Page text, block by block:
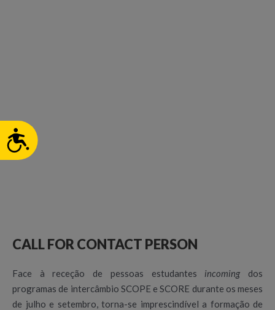
ACESSIBILIDADE
CALL FOR CONTACT PERSON
Face à receção de pessoas estudantes incoming dos
programas de intercâmbio SCOPE e SCORE durante os meses
de julho e setembro, torna-se imprescindível a formação de